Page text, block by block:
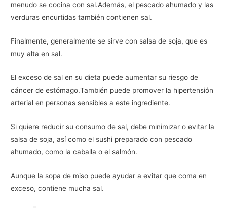
menudo se cocina con sal.Además, el pescado ahumado y las
verduras encurtidas también contienen sal.
Finalmente, generalmente se sirve con salsa de soja, que es
muy alta en sal.
El exceso de sal en su dieta puede aumentar su riesgo de
cáncer de estómago.También puede promover la hipertensión
arterial en personas sensibles a este ingrediente.
Si quiere reducir su consumo de sal, debe minimizar o evitar la
salsa de soja, así como el sushi preparado con pescado
ahumado, como la caballa o el salmón.
Aunque la sopa de miso puede ayudar a evitar que coma en
exceso, contiene mucha sal.